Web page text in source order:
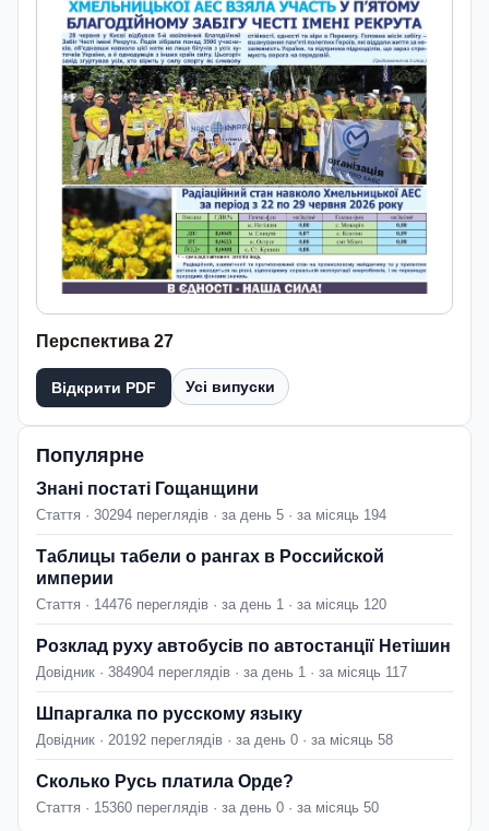
Перспектива 27
Відкрити PDF Усі випуски
Популярне
Знані постаті Гощанщини
Стаття · 30294 переглядів · за день 5 · за місяць 194
Таблицы табели о рангах в Российской
империи
Стаття · 14476 переглядів · за день 1 · за місяць 120
Розклад руху автобусів по автостанції Нетішин
Довідник · 384904 переглядів · за день 1 · за місяць 117
Шпаргалка по русскому языку
Довідник · 20192 переглядів · за день 0 · за місяць 58
Сколько Русь платила Орде?
Стаття · 15360 переглядів · за день 0 · за місяць 50